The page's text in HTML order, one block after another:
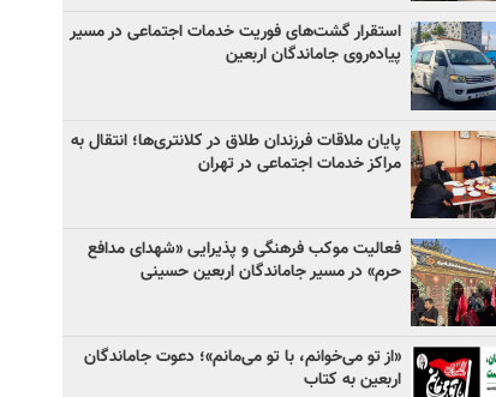
استقرار گشت‌های فوریت خدمات اجتماعی در مسیر
پیاده‌روی جاماندگان اربعین
پایان ملاقات فرزندان طلاق در کلانتری‌ها؛ انتقال به
مراکز خدمات اجتماعی در تهران
فعالیت موکب فرهنگی و پذیرایی «شهدای مدافع
حرم» در مسیر جاماندگان اربعین حسینی
«از تو می‌خوانم، با تو می‌مانم»؛ دعوت جاماندگان
اربعین به کتاب